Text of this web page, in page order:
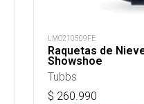
LMO210509FE
Raquetas de
Showshoe
Tubbs
$ 260.990